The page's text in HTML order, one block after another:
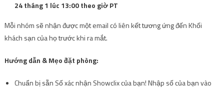
24 tháng 1 lúc 13:00 theo giờ PT
Mỗi nhóm sẽ nhận được một email có liên kết tương ứng đến Khối
khách sạn của họ trước khi ra mắt.
Hướng dẫn & Mẹo đặt phòng:
Chuẩn bị sẵn Số xác nhận Showclix của bạn! Nhập số của bạn vào